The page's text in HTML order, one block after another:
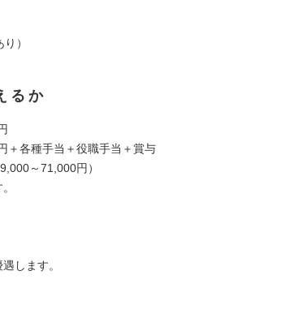
）
るか
各種手当＋役職手当＋賞与
～71,000円）
します。